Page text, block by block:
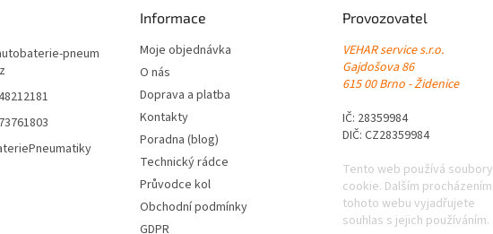
pneum
Informace
Moje objednávka
O nás
Doprava a platba
Kontakty
Poradna (blog)
Technický rádce
Průvodce kol
Obchodní podmínky
GDPR
Provozovatel
VEHAR service s.r.o.
Gajdošova 86
615 00 Brno - Židenice
IČ: 28359984
DIČ: CZ28359984
Tento web používá soubory
cookie. Dalším procházením
tohoto webu vyjadřujete
souhlas s jejich používáním.